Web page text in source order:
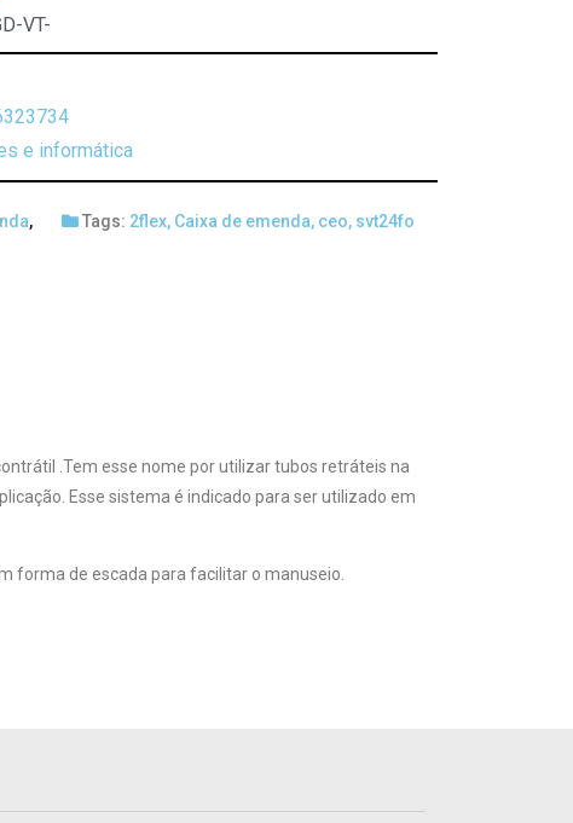
VT-
e informática
,
Tags: 2flex, Caixa de emenda, ceo, svt24fo
.Tem esse nome por utilizar tubos retráteis na
Esse sistema é indicado para ser utilizado em
forma de escada para facilitar o manuseio.